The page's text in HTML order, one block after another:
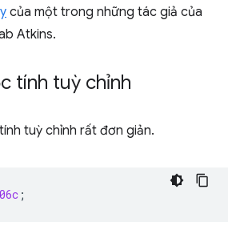
của một trong những tác giả của
Atkins.
tính tuỳ chỉnh
tuỳ chỉnh rất đơn giản.
06c ;